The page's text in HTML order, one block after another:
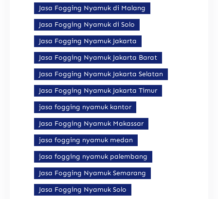
Jasa Fogging Nyamuk di Malang
Jasa Fogging Nyamuk di Solo
Jasa Fogging Nyamuk Jakarta
Jasa Fogging Nyamuk Jakarta Barat
Jasa Fogging Nyamuk Jakarta Selatan
Jasa Fogging Nyamuk Jakarta Timur
jasa fogging nyamuk kantor
Jasa Fogging Nyamuk Makassar
jasa fogging nyamuk medan
jasa fogging nyamuk palembang
Jasa Fogging Nyamuk Semarang
Jasa Fogging Nyamuk Solo